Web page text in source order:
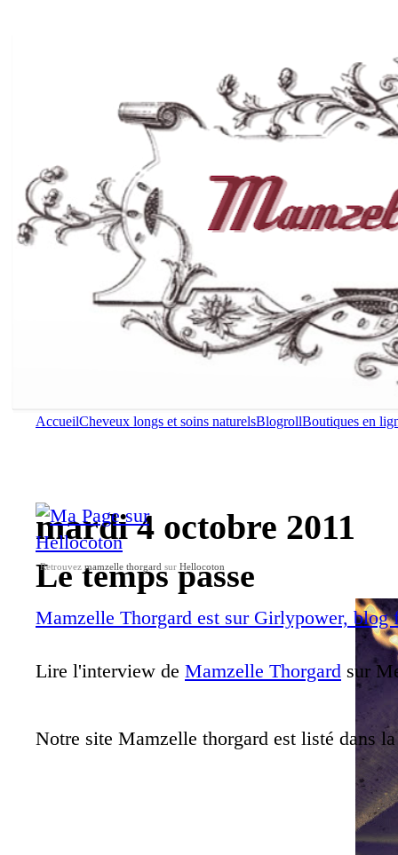
AccueilCheveux longs et soins naturelsBlogrollBoutiques en
mardi 4 octobre 2011
Le temps passe
Retrouvez mamzelle thorgard sur Hellocoton
Mamzelle Thorgard est sur Girlypower, blog
Lire l'interview de Mamzelle Thorgard sur
Notre site Mamzelle thorgard est listé dans